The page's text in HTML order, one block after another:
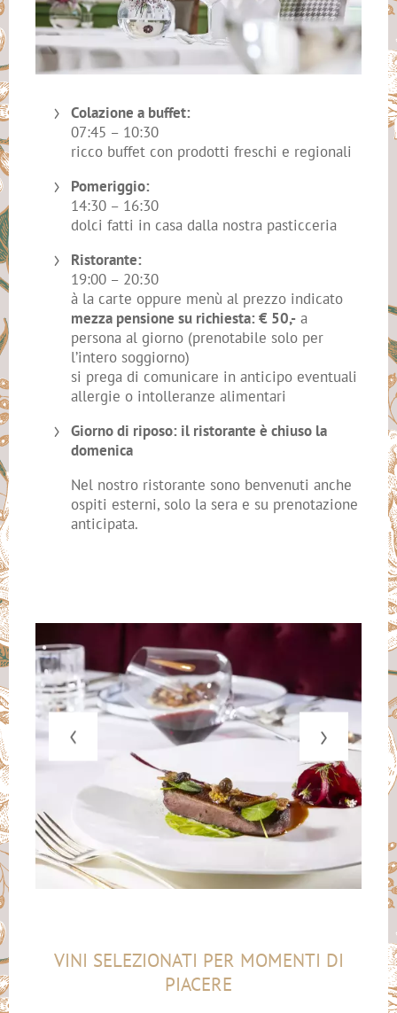
Colazione a buffet:
07:45 – 10:30
ricco buffet con prodotti freschi e regionali
Pomeriggio:
14:30 – 16:30
dolci fatti in casa dalla nostra pasticceria
Ristorante:
19:00 – 20:30
à la carte oppure menù al prezzo indicato
mezza pensione su richiesta: € 50,- a
persona al giorno (prenotabile solo per
l’intero soggiorno)
si prega di comunicare in anticipo eventuali
allergie o intolleranze alimentari
Giorno di riposo: il ristorante è chiuso la
domenica
Nel nostro ristorante sono benvenuti anche
ospiti esterni, solo la sera e su prenotazione
anticipata.
VINI SELEZIONATI PER MOMENTI DI
PIACERE